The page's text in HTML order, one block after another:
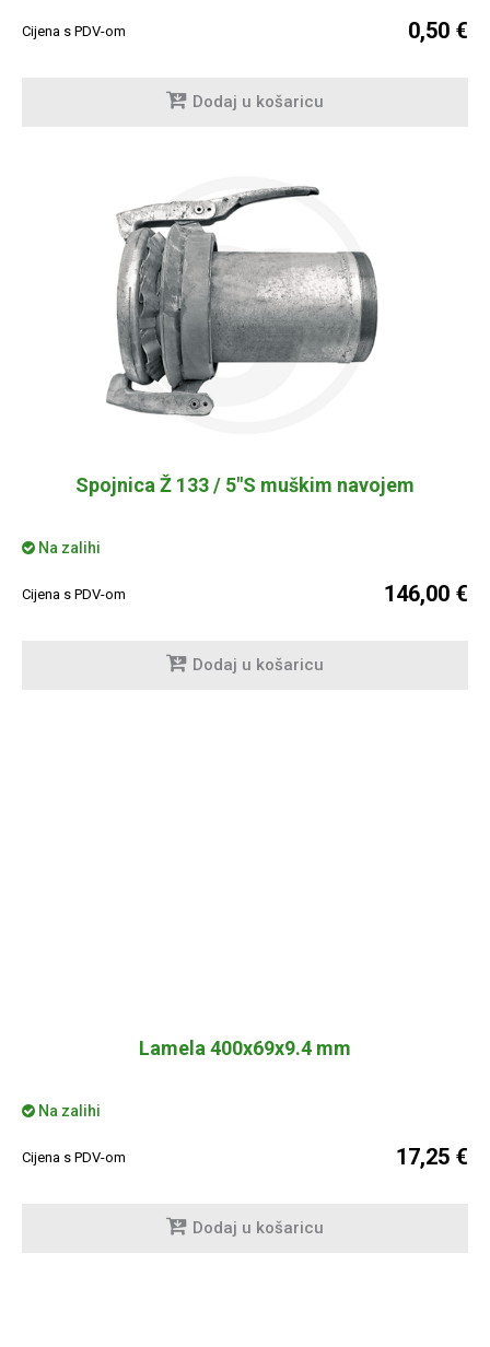
Cijena s PDV-om 0,50 €
Dodaj u košaricu
Spojnica Ž 133 / 5"S muškim navojem
Na zalihi
Cijena s PDV-om 146,00 €
Dodaj u košaricu
Lamela 400x69x9.4 mm
Na zalihi
Cijena s PDV-om 17,25 €
Dodaj u košaricu